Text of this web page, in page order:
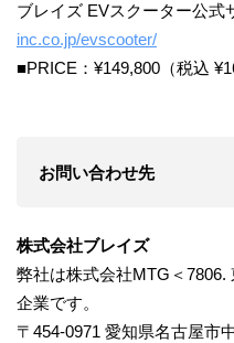
ブレイズ EVスクーター公式
inc.co.jp/evscooter/
■PRICE：¥149,800（税込
お問い合わせ先
株式会社ブレイズ
弊社は株式会社MTG＜
企業です。
〒454-0971 愛知県名古屋市